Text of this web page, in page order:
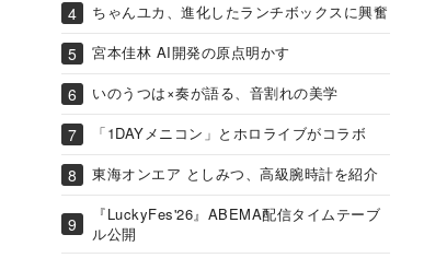
ちゃんユカ、進化したランチボックスに興奮
宮本佳林 AI開発の原点明かす
いのうつは×奏が語る、音割れの美学
「1DAYメニコン」とホロライブがコラボ
東海オンエア としみつ、高級腕時計を紹介
『LuckyFes'26』ABEMA配信タイムテーブ
ル公開